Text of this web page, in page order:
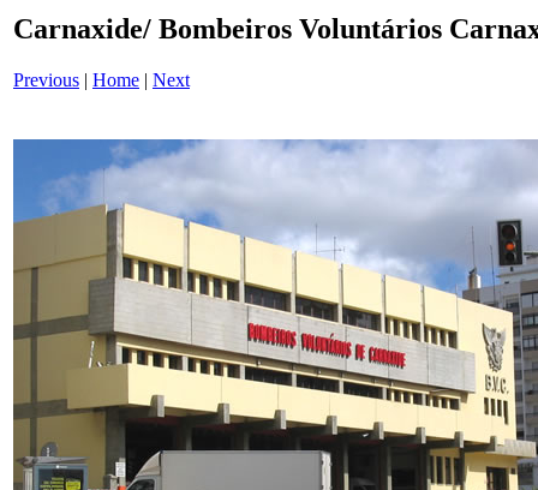
Carnaxide/ Bombeiros Voluntários
Previous | Home | Next